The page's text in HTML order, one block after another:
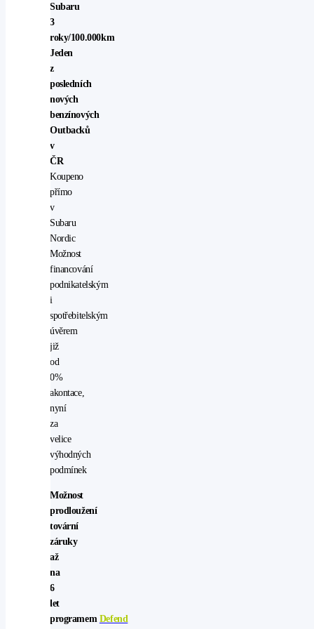
Subaru
3
roky/100.000km
Jeden
z
posledních
nových
benzínových
Outbacků
v
ČR
Koupeno
přímo
v
Subaru
Nordic
Možnost
financování
podnikatelským
i
spotřebitelským
úvěrem
již
od
0%
akontace,
nyní
za
velice
výhodných
podmínek
Možnost
prodloužení
tovární
záruky
až
na
6
let
programem Defend